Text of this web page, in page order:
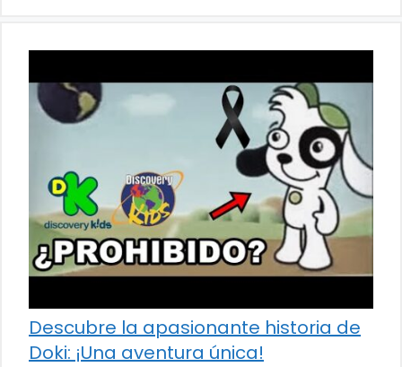
Descubre la apasionante historia de
Doki: ¡Una aventura única!